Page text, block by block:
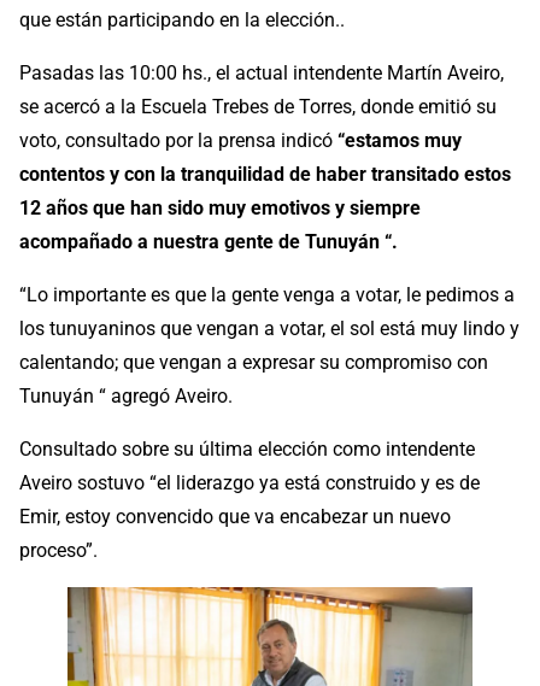
que están participando en la elección..
Pasadas las 10:00 hs., el actual intendente Martín Aveiro,
se acercó a la Escuela Trebes de Torres, donde emitió su
voto, consultado por la prensa indicó “estamos muy
contentos y con la tranquilidad de haber transitado estos
12 años que han sido muy emotivos y siempre
acompañado a nuestra gente de Tunuyán “.
“Lo importante es que la gente venga a votar, le pedimos a
los tunuyaninos que vengan a votar, el sol está muy lindo y
calentando; que vengan a expresar su compromiso con
Tunuyán “ agregó Aveiro.
Consultado sobre su última elección como intendente
Aveiro sostuvo “el liderazgo ya está construido y es de
Emir, estoy convencido que va encabezar un nuevo
proceso”.